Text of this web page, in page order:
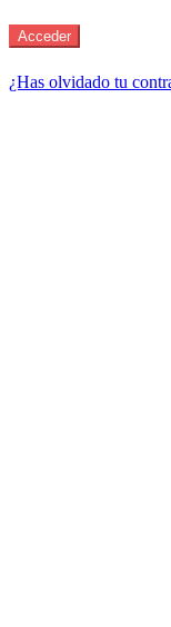
¿Has olvidado tu